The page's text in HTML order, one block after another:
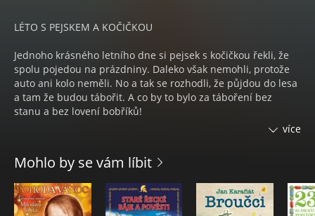
LÉTO S PEJSKEM A KOČIČKOU
Jednoho krásného letního dne si pejsek s kočičkou řekli, že
spolu pojedou na prázdniny. Daleko však nemohli, protože
auto ani kolo neměli. No a tak se rozhodli, že půjdou do lesa
a tam že budou tábořit. A co by to bylo za táboření bez
stanu a bez lovení bobříků!
zvykem, s každým problémem si poradí pěkně po svém.
Zažijí při tom spoustu veselých příhod, naučí se nové věci a
obstojí i v těžkých zkouškách.
více
Mohlo by se vám líbit